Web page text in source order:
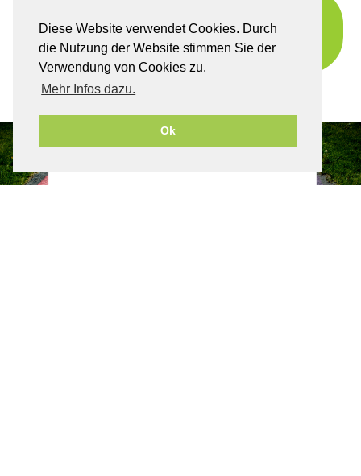
Diese Website verwendet Cookies. Durch
die Nutzung der Website stimmen Sie der
Verwendung von Cookies zu.
Mehr Infos dazu.
Ok
WE CARE! MEHR
ERFAHREN